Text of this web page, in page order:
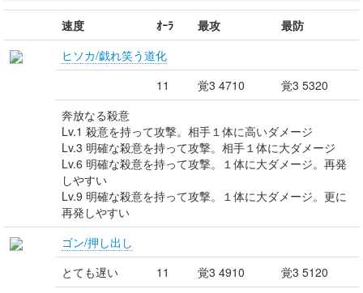
速度 ｵｰﾗ 最攻
最防
ヒソカ/戯れ笑う道化
11
覚3 4710
覚3 5320
奔放なる殺意
Lv.1 殺意を持って攻撃。相手１体に高いダメージ
Lv.3 明確な殺意を持って攻撃。相手１体に大ダメージ
Lv.6 明確な殺意を持って攻撃。１体に大ダメージ。再発
しやすい
Lv.9 明確な殺意を持って攻撃。１体に大ダメージ。更に
再発しやすい
ゴン/押し出し
とても遅い
11 覚3 4910
覚3 5120